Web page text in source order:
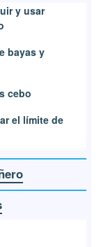
y usar
bayas y
cebo
el límite de